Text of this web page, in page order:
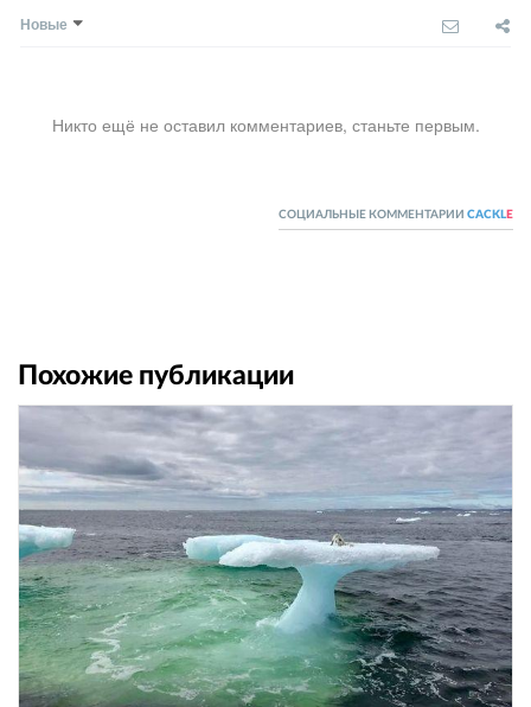
Новые
Никто ещё не оставил комментариев, станьте первым.
СОЦИАЛЬНЫЕ КОММЕНТАРИИ CACKL E
Похожие публикации